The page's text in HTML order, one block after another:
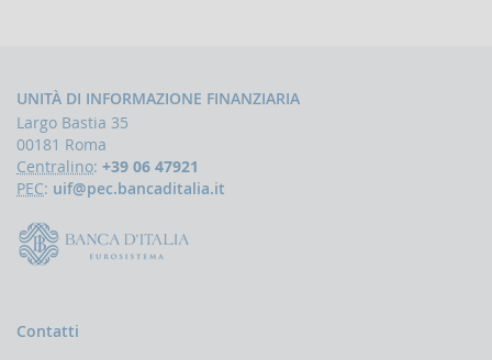
operazioni
sospette
Segnalazioni
AntiRiciclaggio
Aggregate
Comunicazioni
oggettive
Dichiarazioni
operazioni
UNITÀ DI INFORMAZIONE FINANZIARIA
Largo Bastia 35
00181 Roma
Centralino: +39 06 47921
PEC: uif@pec.bancaditalia.it
Contatti